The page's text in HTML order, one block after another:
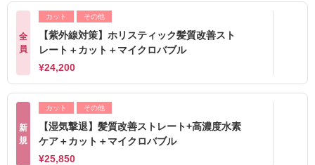
全
員
カット その他
【紫外線対策】ホリスティック髪質改善スト
レート＋カット＋マイクロバブル
¥24,200
新
規
カット その他
【湿気撃退】髪質改善ストレート+高濃度水素
ケア＋カット＋マイクロバブル
¥25,850